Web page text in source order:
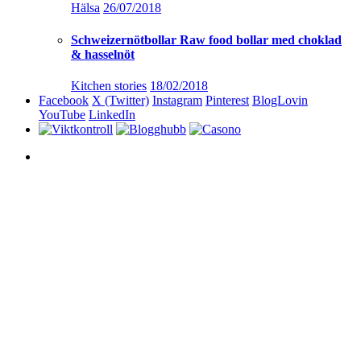
Hälsa 26/07/2018
Schweizernötbollar Raw food bollar med choklad
& hasselnöt
Kitchen stories 18/02/2018
Facebook X (Twitter) Instagram Pinterest BlogLovin
YouTube LinkedIn